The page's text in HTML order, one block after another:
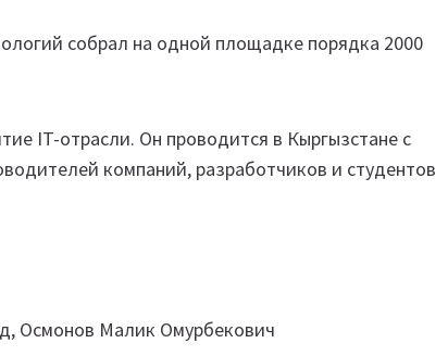
собрал на одной площадке порядка 2000
IT-отрасли. Он проводится в Кыргызстане с
компаний, разработчиков и студентов
Осмонов Малик Омурбекович